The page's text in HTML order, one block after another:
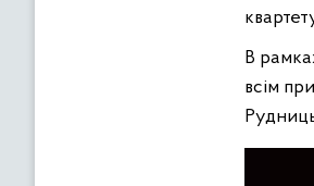
В
всім